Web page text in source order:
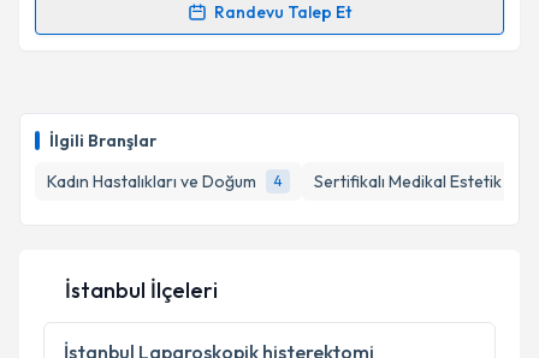
İlgili Branşlar
Kadın Hastalıkları ve Doğum
4 Sertifikalı Medikal Estetik
Randevu Talep Et
Randevu Takvimi Talebi
almanız için bir takvim hazırlandığında e-posta ile
bilgilendireceğiz.
E-posta Adresiniz
Kişisel verilerimin işlenmesine ilişkin
İstanbul İlçeleri
İstanbul Laparoskopik histerektomi